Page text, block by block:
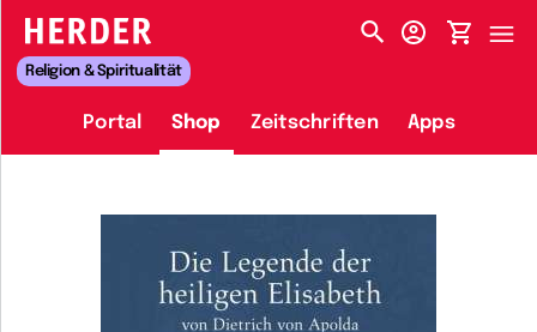
HERDER-MENÜ
Religion & Spiritualität
Portal Shop Zeitschriften Apps